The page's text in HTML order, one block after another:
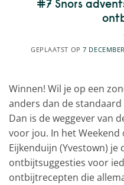
#7 Snors
GEPLAATST OP7
Winnen! Wil je op een
anders dan de
Dan is de weggever van
voor jou. In het
Eijkenduijn (Yvestown)
ontbijtsuggesties voor
ontbijtrecepten die